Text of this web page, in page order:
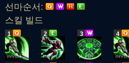
선마순서:
스킬 빌드
1 2 3 4